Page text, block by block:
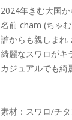
2024年きむ大国
名前 cham (ちゃ
誰からも親しまれ
綺麗なスワロがキ
カジュアルでも綺
素材：スワロ/チ